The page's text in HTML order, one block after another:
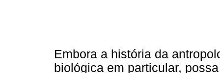
Embora a história da
biológica em particular,